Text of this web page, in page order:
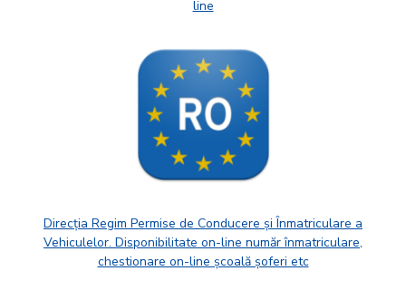
line
Direcția Regim Permise de Conducere și Înmatriculare a
Vehiculelor. Disponibilitate on-line număr înmatriculare,
chestionare on-line școală șoferi etc